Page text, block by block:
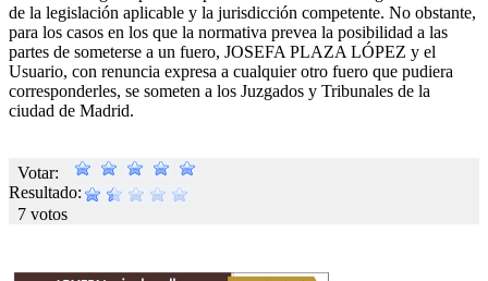
de la legislación aplicable y la jurisdicción competente. No obstante,
para los casos en los que la normativa prevea la posibilidad a las
partes de someterse a un fuero, JOSEFA PLAZA LÓPEZ y el
Usuario, con renuncia expresa a cualquier otro fuero que pudiera
corresponderles, se someten a los Juzgados y Tribunales de la
ciudad de Madrid.
Votar:
Resultado:
7 votos